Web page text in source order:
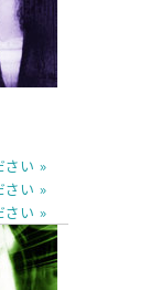
さい
さい
さい